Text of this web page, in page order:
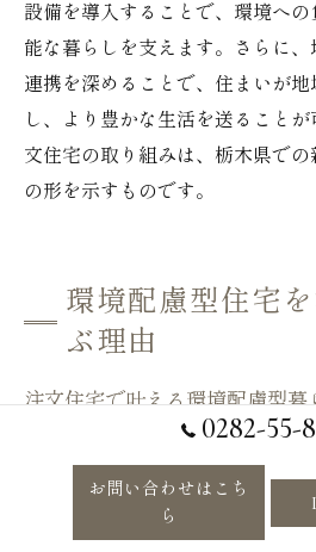
設備を導入することで、環境へ
能な暮らしを支えます。さらに
連携を深めることで、住まいが
し、より豊かな生活を送ること
文住宅の取り組みは、栃木県で
の形を示すものです。
環境配慮型住宅
ぶ理由
注文住宅で叶える環境配慮型暮
きな役割を果たします。ポイント
境を最大限に活用する設計が挙げ
0282-55-
お問い合わせはこち
ら